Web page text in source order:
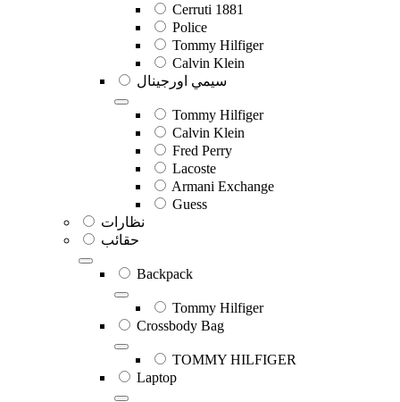
Cerruti 1881
Police
Tommy Hilfiger
Calvin Klein
سيمي اورجينال
Tommy Hilfiger
Calvin Klein
Fred Perry
Lacoste
Armani Exchange
Guess
نظارات
حقائب
Backpack
Tommy Hilfiger
Crossbody Bag
TOMMY HILFIGER
Laptop